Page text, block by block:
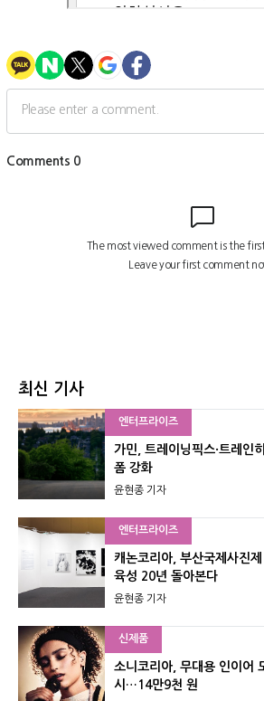
최신 기사
엔터프라이즈
가민, 트레이닝픽스·트레인
폼 강화
윤현종 기자
엔터프라이즈
캐논코리아, 부산국제사진
육성 20년 돌아본다
윤현종 기자
신제품
소니코리아, 무대용 인이어
시…14만9천 원